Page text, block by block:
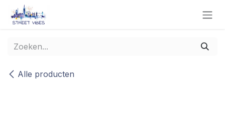
Overslaan naar inhoud
Alle producten